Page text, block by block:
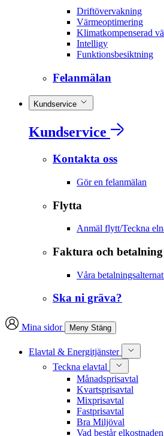
Driftövervakning
Värmeoptimering
Klimatkompenserad
Intelligy
Funktionsbesiktning
Felanmälan
Kundservice
Kundservice
Kontakta oss
Gör en felanmälan
Flytta
Anmäl flytt/Teckna
Faktura och betalning
Våra
Ska ni gräva?
Mina sidor Meny Stäng
Elavtal & Energitjänster
Teckna elavtal
Månadsprisavtal
Kvartsprisavtal
Mixprisavtal
Fastprisavtal
Bra Miljöval
Vad består